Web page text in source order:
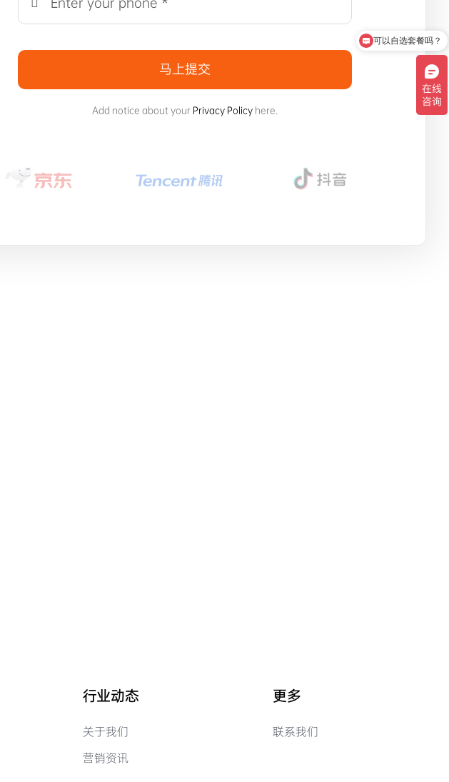
马上提交
Add notice about your Privacy Policyhere.
行业动态
关于我们
营销资讯
更多
联系我们
可以自选套餐吗？